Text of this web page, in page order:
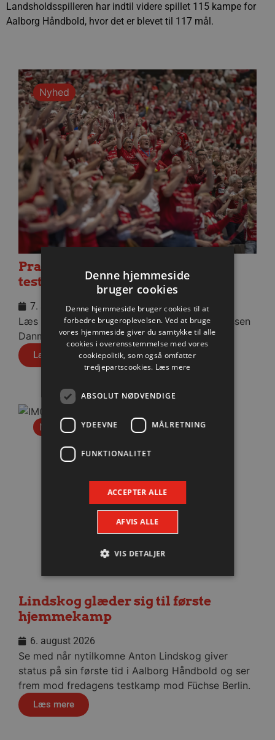
Landsholdsspilleren har indtil videre spillet 115 kampe for
Aalborg Håndbold, hvor det er blevet til 117 mål.
Nyhed
Praktisk information til dagens
testkamp mod Füchse Berlin
7. august 2026
Læs praktisk info til aftenens kamp i Sparekassen
Danmark Arena.
Læs mere
Nyhed
Lindskog glæder sig til første
hjemmekamp
6. august 2026
Se med når nytilkomne Anton Lindskog giver
status på sin første tid i Aalborg Håndbold og ser
frem mod fredagens testkamp mod Füchse Berlin.
Læs mere
Denne hjemmeside
bruger cookies
Denne hjemmeside bruger cookies til at
forbedre brugeroplevelsen. Ved at bruge
vores hjemmeside giver du samtykke til alle
cookies i overensstemmelse med vores
cookiepolitik, som også omfatter
tredjepartscookies. Læs mere
ABSOLUT NØDVENDIGE
YDEEVNE MÅLRETNING
FUNKTIONALITET
ACCEPTER ALLE
AFVIS ALLE
VIS DETALJER
Absolut nødvendige
Ydeevne
Målretning
Absolut nødvendige cookies muliggør
hjemmesidens grundlæggende funktionalitet
såsom brugerlogin og kontoadministration.
Hjemmesiden kan ikke bruges korrekt uden de
absolut nødvendige cookies.
/dyna-.*/i